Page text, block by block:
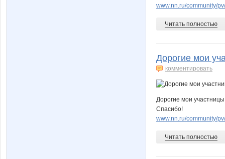
www.nn.ru/community/
Читать полностью
Дорогие мои
комментировать
Дорогие мои
Спасибо!
www.nn.ru/community/
Читать полностью